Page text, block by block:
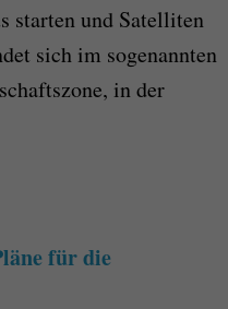
starten und Satelliten
sich im sogenannten
in der
für die